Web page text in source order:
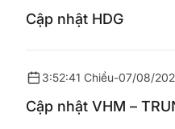
Cập nhật HDG
3:52:41 Chiều-07/08/
Cập nhật VHM –